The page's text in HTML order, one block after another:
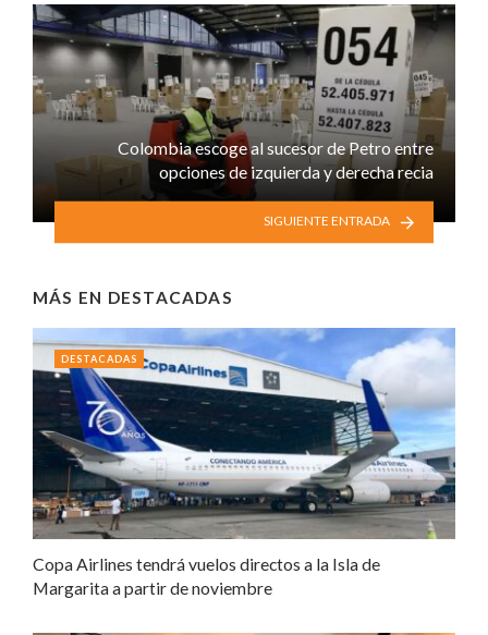
Colombia escoge al sucesor de Petro entre
opciones de izquierda y derecha recia
SIGUIENTE ENTRADA
MÁS EN DESTACADAS
Copa Airlines tendrá vuelos directos a la Isla de
Margarita a partir de noviembre
DESTACADAS